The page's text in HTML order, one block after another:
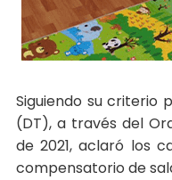
Siguiendo su criterio
(DT), a través del
de 2021, aclaró los
compensatorio de